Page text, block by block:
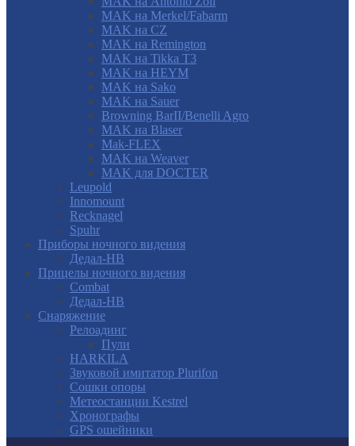
MAK на Merkel/Fabarm
MAK на CZ
MAK на Remington
MAK на Tikka T3
MAK на HEYM
MAK на Sako
MAK на Sauer
Browning BarII/Benelli Agro
MAK на Blaser
Mak-FLEX
MAK на Weaver
MAK для DOCTER
Leupold
Innomount
Recknagel
Spuhr
Приборы ночного видения
Дедал-НВ
Прицелы ночного видения
Combat
Дедал-НВ
Снаряжение
Релоадинг
Пули
HARKILA
Звуковой имитатор Plurifon
Сошки опоры
Метеостанции Kestrel
Хронографы
GPS ошейники